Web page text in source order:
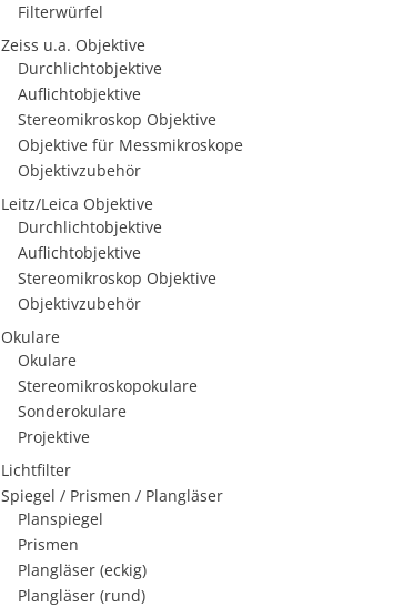
Filterwürfel
Zeiss u.a. Objektive
Durchlichtobjektive
Auflichtobjektive
Stereomikroskop Objektive
Objektive für Messmikroskope
Objektivzubehör
Leitz/Leica Objektive
Durchlichtobjektive
Auflichtobjektive
Stereomikroskop Objektive
Objektivzubehör
Okulare
Okulare
Stereomikroskopokulare
Sonderokulare
Projektive
Lichtfilter
Spiegel / Prismen / Plangläser
Planspiegel
Prismen
Plangläser (eckig)
Plangläser (rund)